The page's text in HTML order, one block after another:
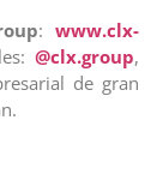
: www.clx-
@clx.group,
de gran